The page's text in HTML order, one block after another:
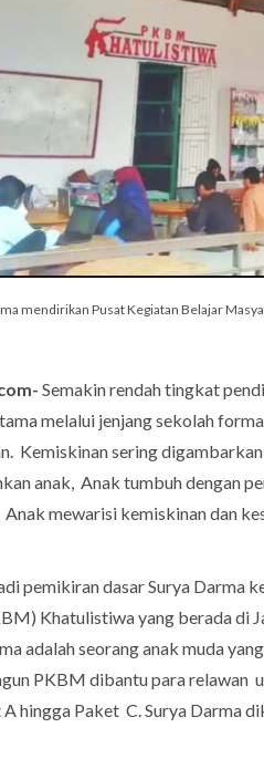
mendirikan Pusat Kegiatan Belajar
Semakin rendah tingkat
melalui jenjang sekolah
Kemiskinan sering
anak, Anak tumbuh dengan
mewarisi kemiskinan dan
pemikiran dasar Surya Darma
Khatulistiwa yang berada di
adalah seorang anak muda
PKBM dibantu para relawan
hingga Paket C. Surya Darma